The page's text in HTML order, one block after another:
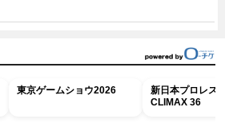
東京ゲームショウ2026
新日本プロレス
CLIMAX 36